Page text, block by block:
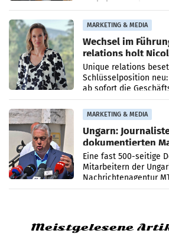
MARKETING & MEDIA
Wechsel im
relations holt
Geschäftsleitung
Unique relations
Schlüsselposition
ab sofort die
PR-Agentur an der
Anna Kalina-Mahr.
MARKETING & MEDIA
Ungarn:
dokumentierten
Zensur
Eine fast 500-seitige
Mitarbeitern der
Nachrichtenagentur
systematische
Meistgelesene